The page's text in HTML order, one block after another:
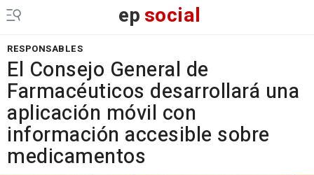
epsocial
RESPONSABLES
El Consejo General de
Farmacéuticos desarrollará una
aplicación móvil con
información accesible sobre
medicamentos